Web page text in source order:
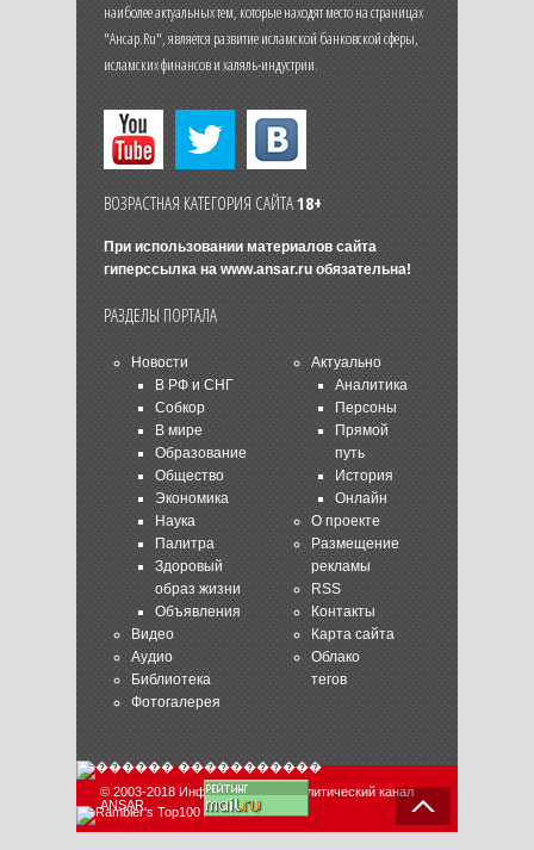
наиболее актуальных тем, которые находят место на страницах
"Ансар.Ru", является развитие исламской банковской сферы,
исламских финансов и халяль-индустрии.
ВОЗРАСТНАЯ КАТЕГОРИЯ САЙТА18+
При использовании материалов сайта
гиперссылка на www.ansar.ruобязательна!
РАЗДЕЛЫ ПОРТАЛА
Новости
В РФ и СНГ
Собкор
В мире
Образование
Общество
Экономика
Наука
Палитра
Здоровый
образ жизни
Объявления
Видео
Аудио
Библиотека
Фотогалерея
Актуально
Аналитика
Персоны
Прямой
путь
История
Онлайн
О проекте
Размещение
рекламы
RSS
Контакты
Карта сайта
Облако
тегов
© 2003-2018 Информационно-аналитический канал
ANSAR